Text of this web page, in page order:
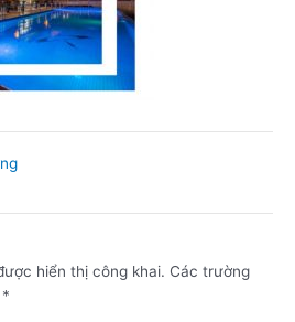
hiển thị công khai. Các trường
*